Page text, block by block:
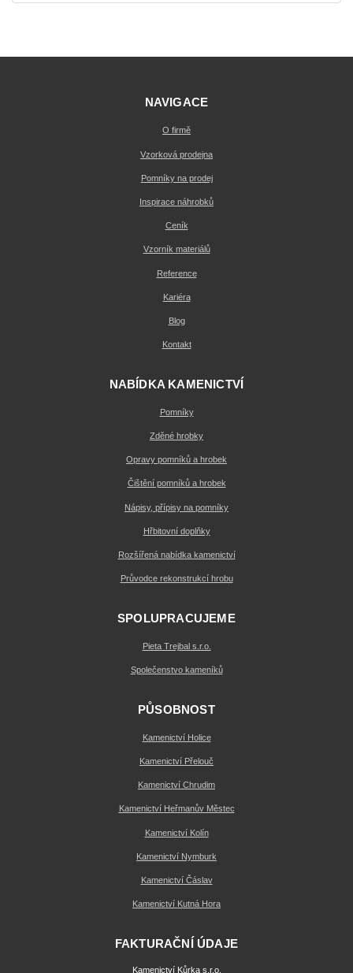
NAVIGACE
O firmě
Vzorková prodejna
Pomníky na prodej
Inspirace náhrobků
Ceník
Vzorník materiálů
Reference
Kariéra
Blog
Kontakt
NABÍDKA KAMENICTVÍ
Pomníky
Zděné hrobky
Opravy pomníků a hrobek
Čištění pomníků a hrobek
Nápisy, přípisy na pomníky
Hřbitovní doplňky
Rozšířená nabídka kamenictví
Průvodce rekonstrukcí hrobu
SPOLUPRACUJEME
Pieta Trejbal s.r.o.
Společenstvo kameníků
PŮSOBNOST
Kamenictví Holice
Kamenictví Přelouč
Kamenictví Chrudim
Kamenictví Heřmanův Městec
Kamenictví Kolín
Kamenictví Nymburk
Kamenictví Čáslav
Kamenictví Kutná Hora
FAKTURAČNÍ ÚDAJE
Kamenictví Kůrka s.r.o.